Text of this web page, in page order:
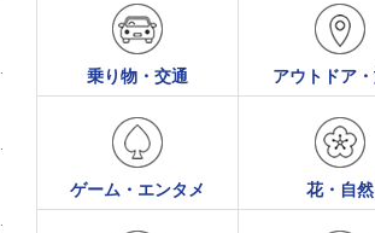
乗り物・交通 アウトドア
ゲーム・エンタメ 花・自然